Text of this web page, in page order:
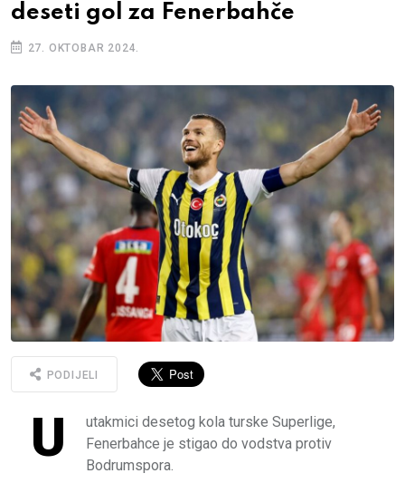
deseti gol za Fenerbahče
27. OKTOBAR 2024.
PODIJELI
U
utakmici desetog kola turske Superlige,
Fenerbahce je stigao do vodstva protiv
Bodrumspora.